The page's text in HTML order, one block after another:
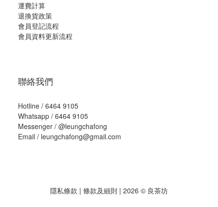
運費計算
退換貨政策
會員登記流程
會員資料更新流程
聯絡我們
Hotline / 6464 9105
Whatsapp / 6464 9105
Messenger / @leungchafong
Email / leungchafong@gmail.com
隱私條款 | 條款及細則 | 2026 © 良茶坊